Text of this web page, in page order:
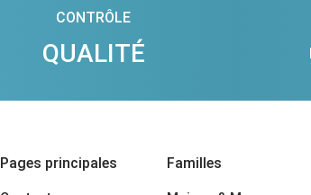
CONTRÔLE
QUALITÉ
Pages principales Familles